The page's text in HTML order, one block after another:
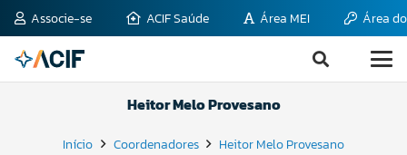
Associe-se ACIF Saúde Área MEI Área
Heitor Melo Provesano
Início Coordenadores Heitor Melo Provesano